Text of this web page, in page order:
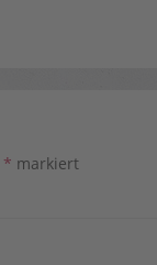
* markiert